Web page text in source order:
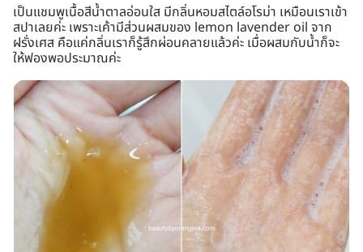
เป็นแชมพูเนื้อสีน้ำตาลอ่อนใส มีกลิ่นหอมสไตล์อโรม่า เหมือนเราเข้า
สปาเลยค่ะ เพราะเค้ามีส่วนผสมของ lemon lavender oil จาก
ฝรั่งเศส คือแค่กลิ่นเราก็รู้สึกผ่อนคลายแล้วค่ะ เมื่อผสมกับน้ำก็จะ
ให้ฟองพอประมาณค่ะ